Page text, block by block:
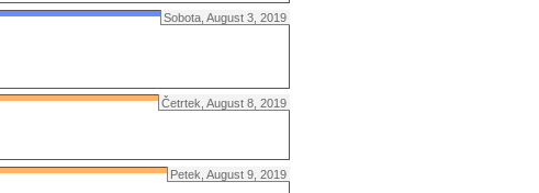
Sobota, August 3, 2019
Četrtek, August 8, 2019
Petek, August 9, 2019